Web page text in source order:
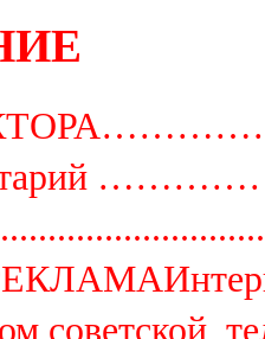
советской